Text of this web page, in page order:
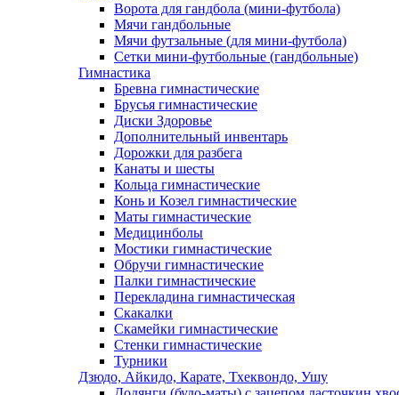
Ворота для гандбола (мини-футбола)
Мячи гандбольные
Мячи футзальные (для мини-футбола)
Сетки мини-футбольные (гандбольные)
Гимнастика
Бревна гимнастические
Брусья гимнастические
Диски Здоровье
Дополнительный инвентарь
Дорожки для разбега
Канаты и шесты
Кольца гимнастические
Конь и Козел гимнастические
Маты гимнастические
Медицинболы
Мостики гимнастические
Обручи гимнастические
Палки гимнастические
Перекладина гимнастическая
Скакалки
Скамейки гимнастические
Стенки гимнастические
Турники
Дзюдо, Айкидо, Карате, Тхеквондо, Ушу